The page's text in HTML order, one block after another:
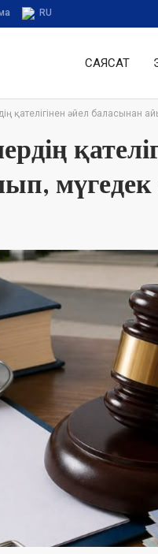
RU
САЯСАТ
қателігінен әйел баласынан
мүгедек